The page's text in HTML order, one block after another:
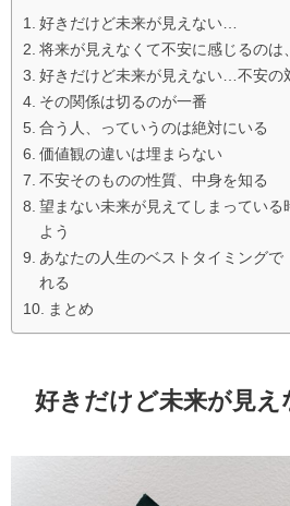
好きだけど未来が見えない…
将来が見えなくて不安に感じるのは
好きだけど未来が見えない…不安の
その関係は切るのが一番
合う人、っていうのは絶対にいる
価値観の違いは埋まらない
不安そのものの性質、中身を知る
望まない未来が見えてしまってい
よう
あなたの人生のベストタイミングで
れる
まとめ
好きだけど未来が見